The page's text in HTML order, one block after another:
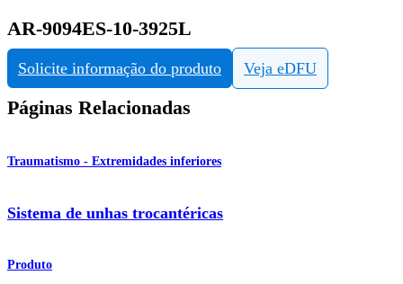
AR-9094ES-10-3925L
Solicite informação do produto Veja eDFU
Páginas Relacionadas
Traumatismo - Extremidades inferiores
Sistema de unhas trocantéricas
Produto